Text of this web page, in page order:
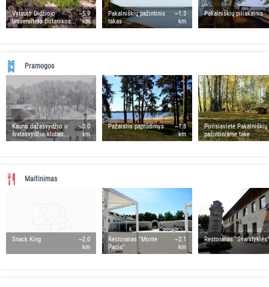
Vytauto Didžiojo
universiteto Botanikos...
~5.9
km
Pakalniškių pažintinis
takas
~1.3
km
Pakalniškių piliakalnis
Pramogos
Kauno dažasvydžio ir
šratasvydžio klubas...
~0.0
km
Pažaislio paplūdimys
~1.8
km
Poilsiavietė Pakalniškių
pažintiniame take
Maitinimas
Snack King
~2.0
km
Restoranas "Monte
Pacis"
~2.1
km
Restoranas "Svarstyklės"